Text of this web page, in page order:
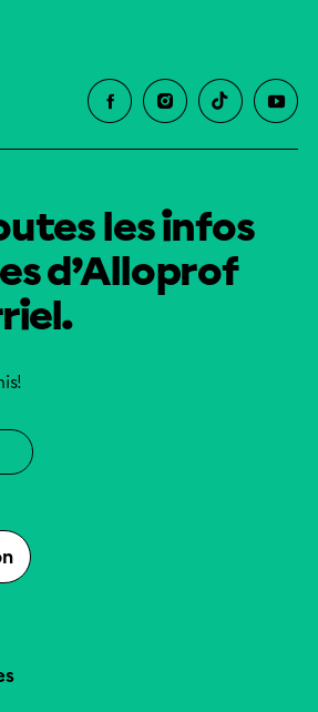
les infos
d’Alloprof